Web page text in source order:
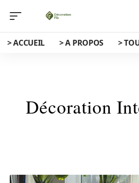
> ACCUEIL > A PROPOS >
Décoration